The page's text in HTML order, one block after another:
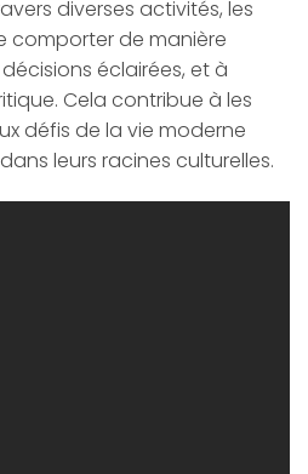
diverses activités, les
comporter de manière
éclairées, et à
Cela contribue à les
défis de la vie moderne
leurs racines culturelles.